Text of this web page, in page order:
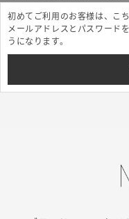
初めてご利用のお客様は、こ
メールアドレスとパスワード
うになります。